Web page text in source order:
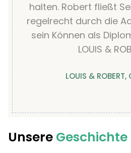
halten. Robert fließt
regelrecht durch die
sein Können als
LOUIS &
LOUIS & ROBERT,
Unsere Geschichte